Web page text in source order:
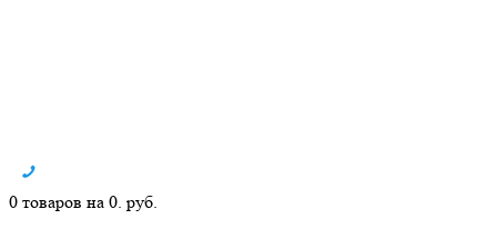
0 товаров на 0. руб.